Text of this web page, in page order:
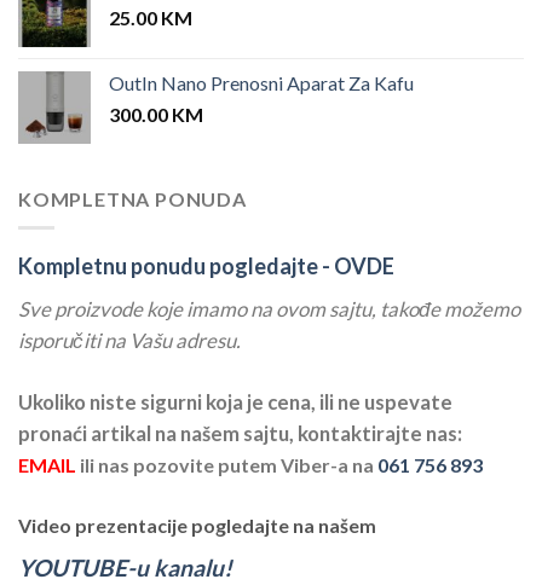
25.00 KM
OutIn Nano Prenosni Aparat Za Kafu
300.00 KM
KOMPLETNA PONUDA
Kompletnu ponudu pogledajte - OVDE
Sve proizvode koje imamo na ovom sajtu, takođe možemo
isporučiti na Vašu adresu.
Ukoliko niste sigurni koja je cena, ili ne uspevate
pronaći artikal na našem sajtu, kontaktirajte nas:
EMAIL ili nas pozovite putem Viber-a na 061 756 893
Video prezentacije pogledajte na našem
YOUTUBE-u kanalu!